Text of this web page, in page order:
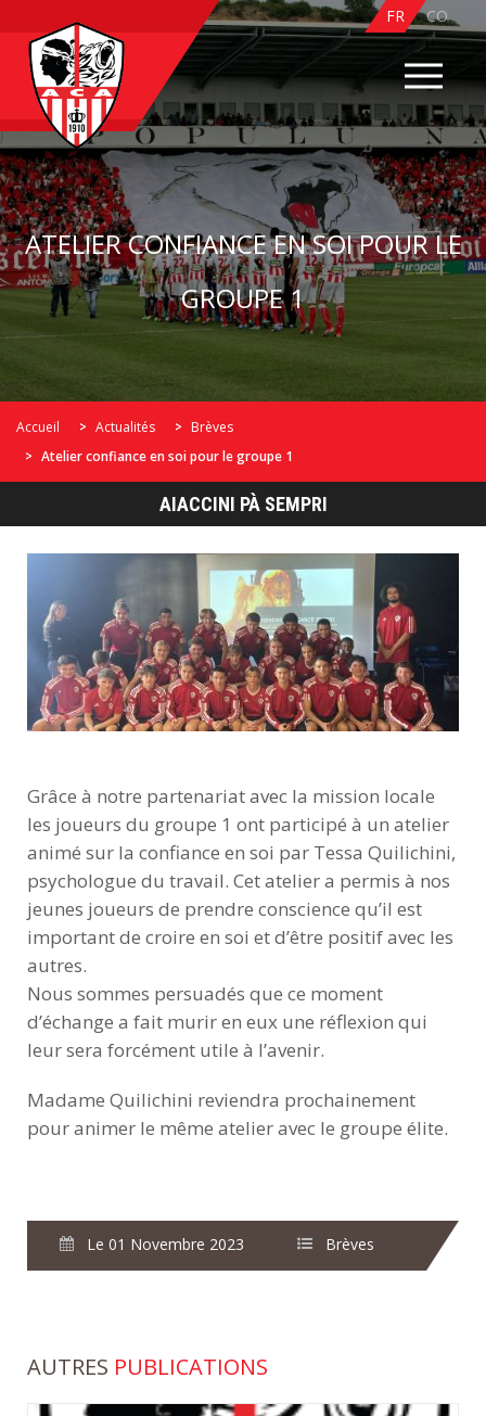
FR CO
ATELIER CONFIANCE EN SOI POUR LE
GROUPE 1
Accueil Actualités
Brèves
Atelier confiance en soi pour le groupe 1
Grâce à notre partenariat avec la mission locale
les joueurs du groupe 1 ont participé à un atelier
animé sur la confiance en soi par Tessa Quilichini,
psychologue du travail. Cet atelier a permis à nos
jeunes joueurs de prendre conscience qu’il est
important de croire en soi et d’être positif avec les
autres.
Nous sommes persuadés que ce moment
d’échange a fait murir en eux une réflexion qui
leur sera forcément utile à l’avenir.
Madame Quilichini reviendra prochainement
pour animer le même atelier avec le groupe élite.
Le 01 Novembre 2023 Brèves
AUTRES PUBLICATIONS